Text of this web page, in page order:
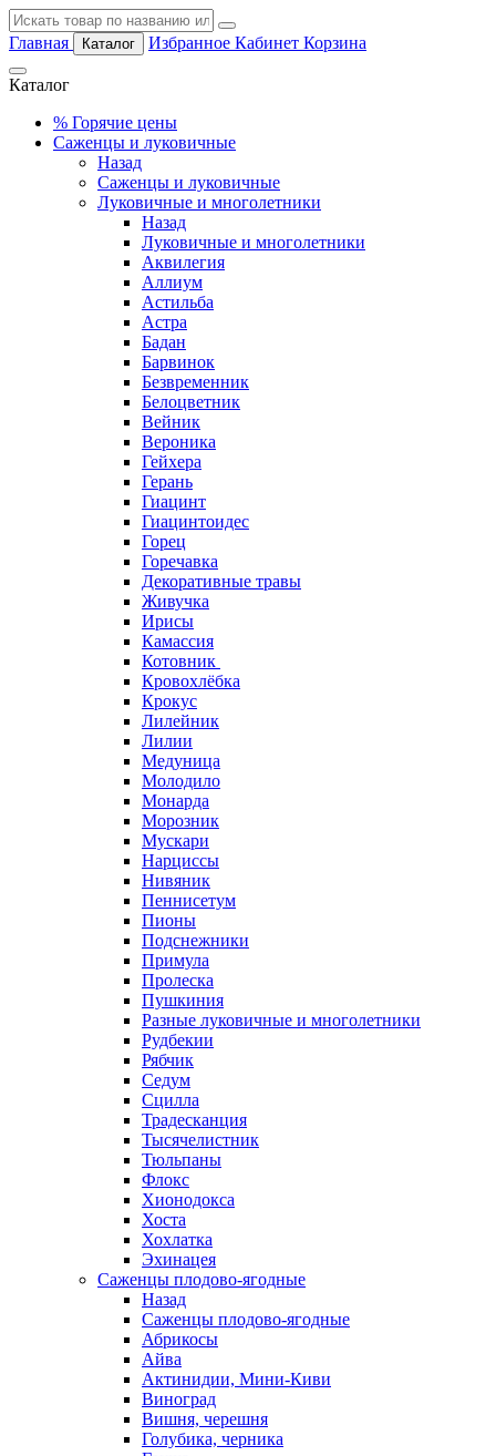
Главная Каталог Избранное Кабинет Корзина
Каталог
% Горячие цены
Саженцы и луковичные
Назад
Саженцы и луковичные
Луковичные и многолетники
Назад
Луковичные и многолетники
Аквилегия
Аллиум
Астильба
Астра
Бадан
Барвинок
Безвременник
Белоцветник
Вейник
Вероника
Гейхера
Герань
Гиацинт
Гиацинтоидес
Горец
Горечавка
Декоративные травы
Живучка
Ирисы
Камассия
Котовник
Кровохлёбка
Крокус
Лилейник
Лилии
Медуница
Молодило
Монарда
Морозник
Мускари
Нарциссы
Нивяник
Пеннисетум
Пионы
Подснежники
Примула
Пролеска
Пушкиния
Разные луковичные и многолетники
Рудбекии
Рябчик
Седум
Сцилла
Традесканция
Тысячелистник
Тюльпаны
Флокс
Хионодокса
Хоста
Хохлатка
Эхинацея
Саженцы плодово-ягодные
Назад
Саженцы плодово-ягодные
Абрикосы
Айва
Актинидии, Мини-Киви
Виноград
Вишня, черешня
Голубика, черника